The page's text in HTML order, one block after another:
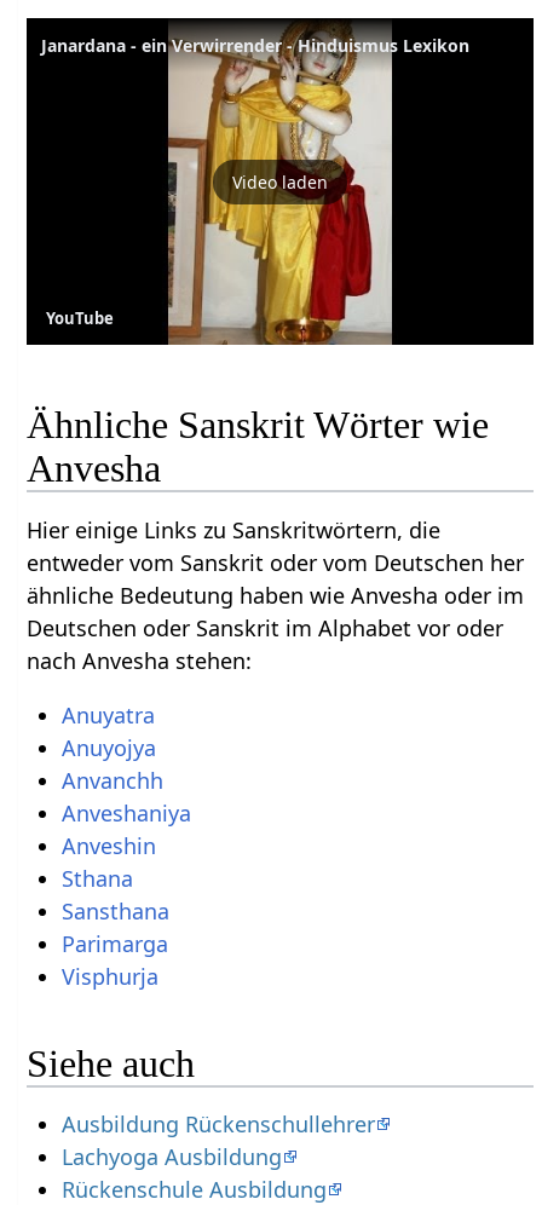
Janardana - ein Verwirrender - Hinduismus Lexikon
Video laden
YouTube
Ähnliche Sanskrit Wörter wie
Anvesha
Hier einige Links zu Sanskritwörtern, die
entweder vom Sanskrit oder vom Deutschen her
ähnliche Bedeutung haben wie Anvesha oder im
Deutschen oder Sanskrit im Alphabet vor oder
nach Anvesha stehen:
Anuyatra
Anuyojya
Anvanchh
Anveshaniya
Anveshin
Sthana
Sansthana
Parimarga
Visphurja
Siehe auch
Ausbildung Rückenschullehrer
Lachyoga Ausbildung
Rückenschule Ausbildung